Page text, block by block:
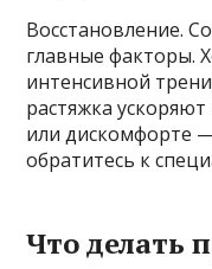
Восстановление.
главные факторы.
интенсивной
растяжка
или дискомфорте
обратитесь к
Что делать